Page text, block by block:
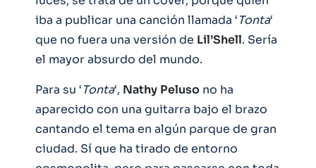
iba a publicar una canción llamada ‘Tonta‘
que no fuera una versión de Lil’Shell. Sería
el mayor absurdo del mundo.
Para su ‘Tonta‘, Nathy Peluso no ha
aparecido con una guitarra bajo el brazo
cantando el tema en algún parque de gran
ciudad. Sí que ha tirado de entorno